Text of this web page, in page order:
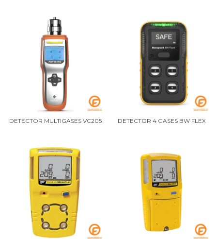
DETECTOR MULTIGASES VC205 DETECTOR 4 GASES BW FLEX